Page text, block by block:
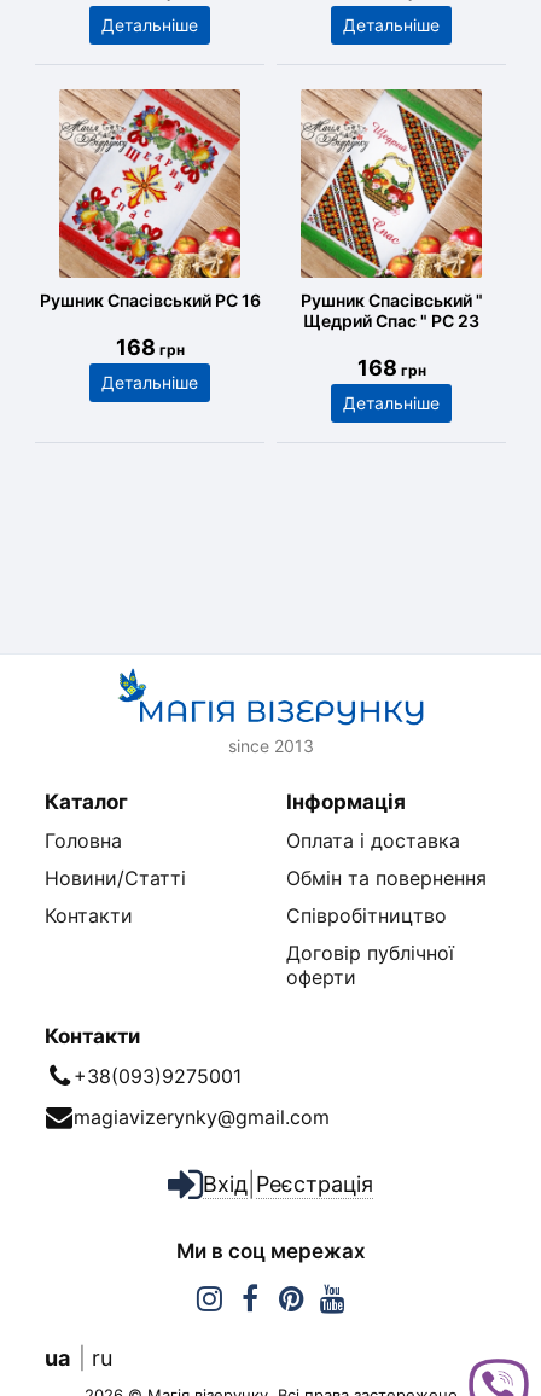
Детальніше Детальніше
Рушник Спасівський РС 16
168 грн
Детальніше
Рушник Спасівський "
Щедрий Спас " РС 23
168 грн
Детальніше
since 2013
Каталог
Головна
Новини/Статті
Контакти
Інформація
Оплата і доставка
Обмін та повернення
Співробітництво
Договір публічної
оферти
Контакти
+38(093)9275001
magiavizerynky@gmail.com
Вхід Реєстрація
Ми в соц мережах
ua ru